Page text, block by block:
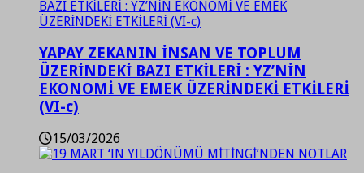
YAPAY ZEKANIN İNSAN VE TOPLUM
ÜZERİNDEKİ BAZI ETKİLERİ : YZ’NİN
EKONOMİ VE EMEK ÜZERİNDEKİ ETKİLERİ
(VI-c)
15/03/2026